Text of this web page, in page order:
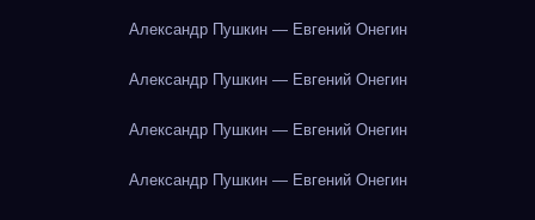
Александр Пушкин — Евгений Онегин
Александр Пушкин — Евгений Онегин
Александр Пушкин — Евгений Онегин
Александр Пушкин — Евгений Онегин